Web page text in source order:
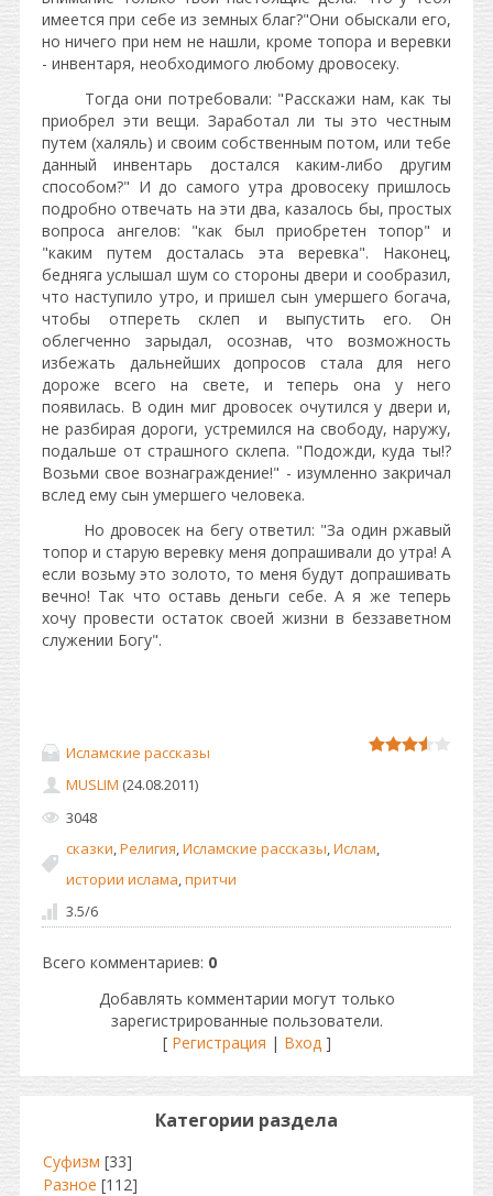
имеется при себе из земных благ?"Они обыскали его,
но ничего при нем не нашли, кроме топора и веревки
- инвентаря, необходимого любому дровосеку.
Тогда они потребовали: "Расскажи нам, как ты
приобрел эти вещи. Заработал ли ты это честным
путем (халяль) и своим собственным потом, или тебе
данный инвентарь достался каким-либо другим
способом?" И до самого утра дровосеку пришлось
подробно отвечать на эти два, казалось бы, простых
вопроса ангелов: "как был приобретен топор" и
"каким путем досталась эта веревка". Наконец,
бедняга услышал шум со стороны двери и сообразил,
что наступило утро, и пришел сын умершего богача,
чтобы отпереть склеп и выпустить его. Он
облегченно зарыдал, осознав, что возможность
избежать дальнейших допросов стала для него
дороже всего на свете, и теперь она у него
появилась. В один миг дровосек очутился у двери и,
не разбирая дороги, устремился на свободу, наружу,
подальше от страшного склепа. "Подожди, куда ты!?
Возьми свое вознаграждение!" - изумленно закричал
вслед ему сын умершего человека.
Но дровосек на бегу ответил: "За один ржавый
топор и старую веревку меня допрашивали до утра! А
если возьму это золото, то меня будут допрашивать
вечно! Так что оставь деньги себе. А я же теперь
хочу провести остаток своей жизни в беззаветном
служении Богу".
Исламские рассказы
MUSLIM (24.08.2011)
3048
сказки Религия Исламские рассказы Ислам
истории ислама притчи
3.5/6
Всего комментариев: 0
Добавлять комментарии могут только
зарегистрированные пользователи.
[ Регистрация | Вход]
Категории раздела
Суфизм [33]
Разное [112]